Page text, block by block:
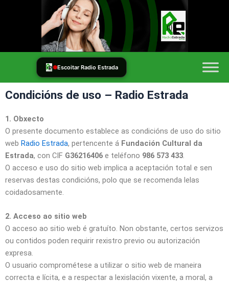
Condicións de uso – Radio Estrada
1. Obxecto
O presente documento establece as condicións de uso do sitio
web Radio Estrada, pertencente á Fundación Cultural da
Estrada, con CIF G36216406 e teléfono 986 573 433.
O acceso e uso do sitio web implica a aceptación total e sen
reservas destas condicións, polo que se recomenda lelas
coidadosamente.
2. Acceso ao sitio web
O acceso ao sitio web é gratuíto. Non obstante, certos servizos
ou contidos poden requirir rexistro previo ou autorización
expresa.
O usuario comprométese a utilizar o sitio web de maneira
correcta e lícita, e a respectar a lexislación vixente, a moral, a
Escoitar Radio Estrada